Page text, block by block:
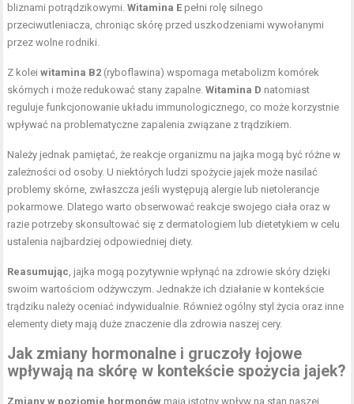
bliznami potrądzikowymi.Witamina E pełni rolę silnego
przeciwutleniacza, chroniąc skórę przed uszkodzeniami wywołanymi
przez wolne rodniki.
Z koleiwitamina B2 (ryboflawina) wspomaga metabolizm komórek
skórnych i może redukować stany zapalne.Witamina D natomiast
reguluje funkcjonowanie układu immunologicznego, co może korzystnie
wpływać na problematyczne zapalenia związane z trądzikiem.
Należy jednak pamiętać, że reakcje organizmu na jajka mogą być różne w
zależności od osoby. U niektórych ludzi spożycie jajek może nasilać
problemy skórne, zwłaszcza jeśli występują alergie lub nietolerancje
pokarmowe. Dlatego warto obserwować reakcje swojego ciała oraz w
razie potrzeby skonsultować się z dermatologiem lub dietetykiem w celu
ustalenia najbardziej odpowiedniej diety.
Reasumując , jajka mogą pozytywnie wpłynąć na zdrowie skóry dzięki
swoim wartościom odżywczym. Jednakże ich działanie w kontekście
trądziku należy oceniać indywidualnie. Również ogólny styl życia oraz inne
elementy diety mają duże znaczenie dla zdrowia naszej cery.
Jak zmiany hormonalne i gruczoły łojowe
wpływają na skórę w kontekście spożycia jajek?
Zmiany w poziomie hormonów mają istotny wpływ na stan naszej